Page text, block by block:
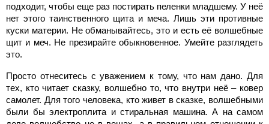
подходит, чтобы еще раз постирать пеленки младшему. У неё
нет этого таинственного щита и меча. Лишь эти противные
куски материи. Не обманывайтесь, это и есть её волшебные
щит и меч. Не презирайте обыкновенное. Умейте разглядеть
это.
Просто отнеситесь с уважением к тому, что нам дано. Для
тех, кто читает сказку, волшебно то, что внутри неё – ковер
самолет. Для того человека, кто живет в сказке, волшебными
были бы электроплита и стиральная машина. А на самом